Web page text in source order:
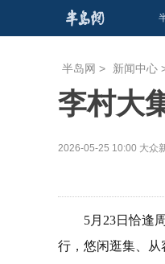
半岛网 > 新闻中心
李村大
2026-05-25 10:00 大众
5月23日恰逢
行，悠闲逛集、从